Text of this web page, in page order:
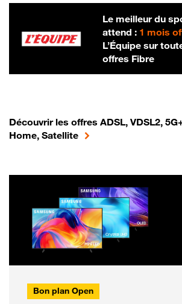
Le meilleur du
attend : 1 mois
L’Équipe sur
offres Fibre
Découvrir les offres ADSL, VDSL2,
Home, Satellite
Bon plan Open